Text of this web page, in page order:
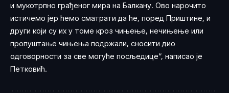
и мукотрпно грађеног мира на Балкану. Ово нарочито
истичемо јер ћемо сматрати да ће, поред Приштине, и
други који су их у томе кроз чињење, нечињење или
пропуштање чињења подржали, сносити дио
одговорности за све могуће посљедице“, написао је
Петковић.